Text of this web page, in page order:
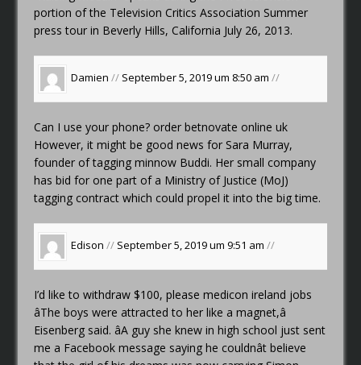
portion of the Television Critics Association Summer
press tour in Beverly Hills, California July 26, 2013.
Damien // September 5, 2019 um 8:50 am//
Can I use your phone?order betnovate online uk
However, it might be good news for Sara Murray,
founder of tagging minnow Buddi. Her small company
has bid for one part of a Ministry of Justice (MoJ)
tagging contract which could propel it into the big time.
Edison // September 5, 2019 um 9:51 am//
I’d like to withdraw $100, pleasemedicon ireland jobs
âThe boys were attracted to her like a magnet,â
Eisenberg said. âA guy she knew in high school just sent
me a Facebook message saying he couldnât believe